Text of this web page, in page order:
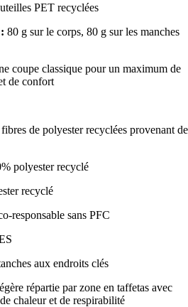
PET recyclées
80 g sur le corps, 80 g sur les manches
coupe classique pour un maximum de
de confort
de polyester recyclées provenant de
polyester recyclé
recyclé
responsable sans PFC
aux endroits clés
répartie par zone en taffetas avec
chaleur et de respirabilité